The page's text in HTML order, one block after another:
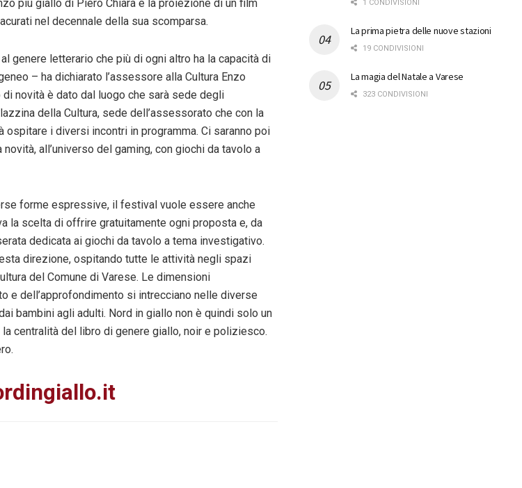
più giallo di Piero Chiara e la proiezione di un film
nel decennale della sua scomparsa.
genere letterario che più di ogni altro ha la capacità di
– ha dichiarato l’assessore alla Cultura Enzo
di novità è dato dal luogo che sarà sede degli
della Cultura, sede dell’assessorato che con la
i diversi incontri in programma. Ci saranno poi
all’universo del gaming, con giochi da tavolo a
forme espressive, il festival vuole essere anche
la scelta di offrire gratuitamente ogni proposta e, da
dedicata ai giochi da tavolo a tema investigativo.
direzione, ospitando tutte le attività negli spazi
del Comune di Varese. Le dimensioni
e dell’approfondimento si intrecciano nelle diverse
bambini agli adulti. Nord in giallo non è quindi solo un
centralità del libro di genere giallo, noir e poliziesco.
1 CONDIVISIONI
La prima pietra delle nuove stazioni
19 CONDIVISIONI
La magia del Natale a Varese
323 CONDIVISIONI